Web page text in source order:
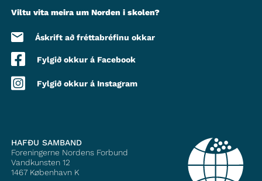
Viltu vita meira um Norden i skolen?
Áskrift að fréttabréfinu okkar
Fylgið okkur á Facebook
Fylgið okkur á Instagram
HAFÐU SAMBAND
Foreningerne Nordens Forbund
Vandkunsten 12
1467 København K